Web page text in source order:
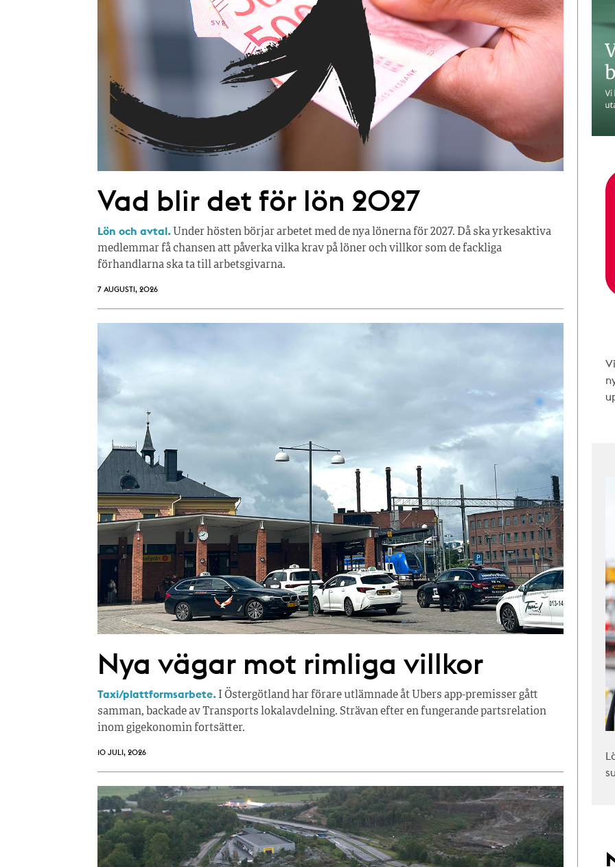
Vad blir det för lön 2027
Lön och avtal. Under hösten börjar arbetet med de nya lönerna för 2027. Då ska yrkesaktiva
medlemmar få chansen att påverka vilka krav på löner och villkor som de fackliga
förhandlarna ska ta till arbetsgivarna.
7 AUGUSTI, 2026
Nya vägar mot rimliga villkor
Taxi/plattformsarbete. I Östergötland har förare utlämnade åt Ubers app-premisser gått
samman, backade av Transports lokalavdelning. Strävan efter en fungerande partsrelation
inom gigekonomin fortsätter.
10 JULI, 2026